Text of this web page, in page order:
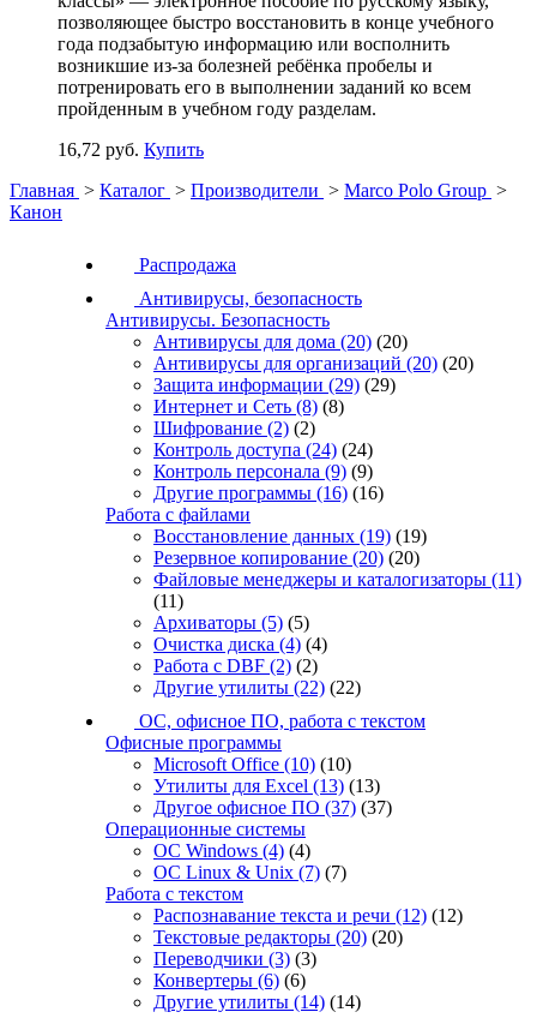
позволяющее быстро восстановить в конце учебного
года подзабытую информацию или восполнить
возникшие из-за болезней ребёнка пробелы и
потренировать его в выполнении заданий ко всем
пройденным в учебном году разделам.
16,72 руб. Купить
Главная > Каталог > Производители > Marco Polo Group >
Канон
Распродажа
Антивирусы, безопасность
Антивирусы. Безопасность
Антивирусы для дома (20) (20)
Антивирусы для организаций (20) (20)
Защита информации (29) (29)
Интернет и Сеть (8) (8)
Шифрование (2) (2)
Контроль доступа (24) (24)
Контроль персонала (9) (9)
Другие программы (16) (16)
Работа с файлами
Восстановление данных (19) (19)
Резервное копирование (20) (20)
Файловые менеджеры и каталогизаторы (11)
(11)
Архиваторы (5) (5)
Очистка диска (4) (4)
Работа с DBF (2) (2)
Другие утилиты (22) (22)
ОС, офисное ПО, работа с текстом
Офисные программы
Microsoft Office (10) (10)
Утилиты для Excel (13) (13)
Другое офисное ПО (37) (37)
Операционные системы
ОС Windows (4) (4)
ОС Linux & Unix (7) (7)
Работа с текстом
Распознавание текста и речи (12) (12)
Текстовые редакторы (20) (20)
Переводчики (3) (3)
Конвертеры (6) (6)
Другие утилиты (14) (14)